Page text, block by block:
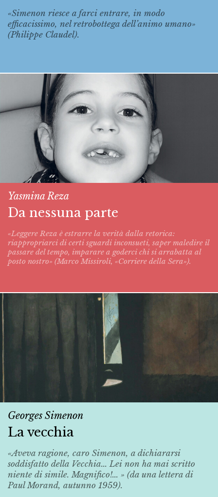
«Simenon riesce a farci entrare, in modo
efficacissimo, nel retrobottega dell’animo umano»
(Philippe Claudel).
Yasmina Reza
Da nessuna parte
«Leggere Reza è estrarre la verità dalla retorica:
riappropriarci di certi sguardi inconsueti, saper maledire il
passare del tempo, imparare a goderci chi si arrabatta al
posto nostro» (Marco Missiroli, «Corriere della Sera»).
Georges Simenon
La vecchia
«Aveva ragione, caro Simenon, a dichiararsi
soddisfatto della Vecchia... Lei non ha mai scritto
niente di simile. Magnifico!... » (da una lettera di
Paul Morand, autunno 1959).